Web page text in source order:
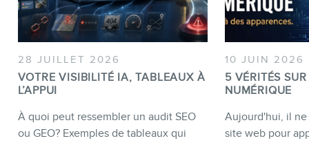
28 JUILLET 2026
VOTRE VISIBILITÉ IA, TABLEAUX À
L’APPUI
À quoi peut ressembler un audit SEO
ou GEO? Exemples de tableaux qui
10 JUIN 2026
5 VÉRITÉS
NUMÉRIQUE
Aujourd'hui, il
site web pour